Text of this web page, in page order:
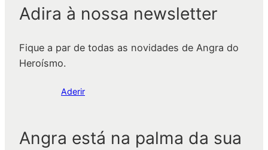
Adira à nossa newsletter
Fique a par de todas as novidades de Angra do
Heroísmo.
Aderir
Angra está na palma da sua